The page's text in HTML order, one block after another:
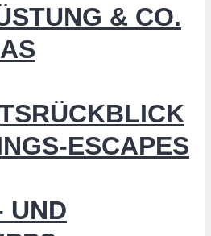
& CO.
ESCAPES
UND